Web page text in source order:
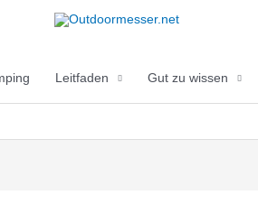
Leitfaden Gut zu wissen